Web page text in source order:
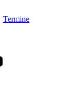
Termine